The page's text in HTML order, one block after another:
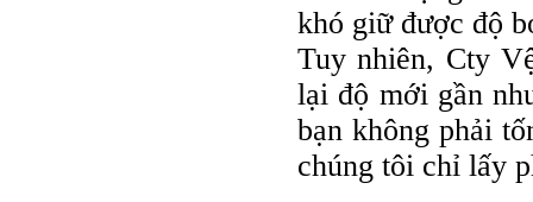
khó giữ được độ
Tuy nhiên, Cty
lại độ mới gần
bạn không phải
chúng tôi chỉ lấy